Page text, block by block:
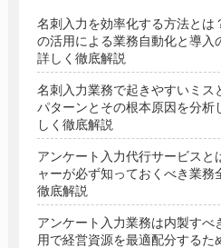
名刺入力を効率化する方法とは
の活用による業務自動化と導入
詳しく徹底解説
名刺入力業務で起きやすいミス
パターンとその根本原因を分析
しく徹底解説
アンケート入力代行サービスと
ャーが必ず知っておくべき業務
徹底解説
アンケート入力業務は内製すべ
用で経営資源を最適配分するた